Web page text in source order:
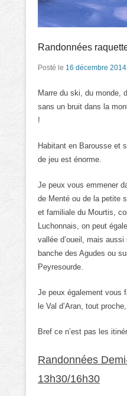
Randonnées
Posté le 16 décembre 2014
Marre du ski, du monde,
sans un bruit dans la
!
Habitant en Barousse et
de jeu est énorme.
Je peux vous emmener
de Menté ou de la petite
et familiale du Mourtis,
Luchonnais, on peut
vallée d’oueil, mais
banche des Agudes ou
Peyresourde.
Je peux également vous
le Val d’Aran, tout
Bref ce n’est pas les
Randonnées
13h30/16h30